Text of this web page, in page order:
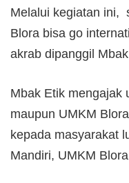
Melalui kegiatan ini,
Blora bisa go
akrab dipanggil
Mbak Etik mengajak
maupun UMKM
kepada masyarakat
Mandiri, UMKM